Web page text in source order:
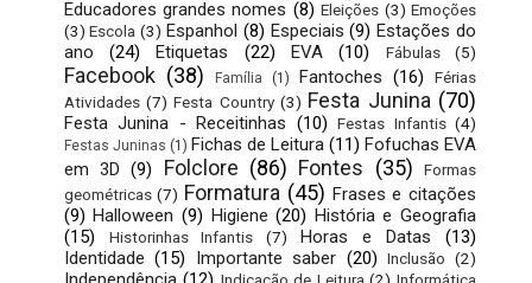
Educadores grandes nomes (8) Eleições (3) Emoções
(3) Escola (3) Espanhol (8) Especiais (9) Estações do
ano
(24) Etiquetas (22) EVA (10) Fábulas (5)
Facebook (38) Família (1) Fantoches (16)
Férias
Atividades (7) Festa Country (3) Festa Junina (70)
Festa Junina - Receitinhas (10) Festas Infantis (4)
Festas Juninas (1) Fichas de Leitura (11) Fofuchas EVA
em 3D (9) Folclore (86) Fontes (35)
Formas
geométricas (7) Formatura (45) Frases e citações
(9) Halloween (9) Higiene (20) História e Geografia
(15)
Historinhas Infantis (7) Horas e Datas
(13)
Identidade (15) Importante saber (20) Inclusão (2)